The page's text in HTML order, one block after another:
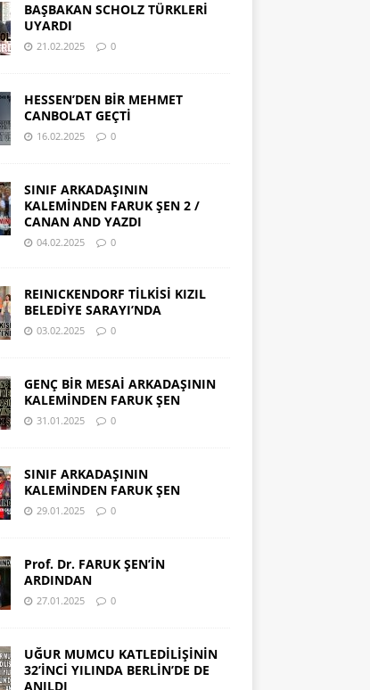
BAŞBAKAN SCHOLZ TÜRKLERİ
UYARDI
21.02.2025 0
HESSEN’DEN BİR MEHMET
CANBOLAT GEÇTİ
16.02.2025 0
SINIF ARKADAŞININ
KALEMİNDEN FARUK ŞEN 2 /
CANAN AND YAZDI
04.02.2025 0
REINICKENDORF TİLKİSİ KIZIL
BELEDİYE SARAYI’NDA
03.02.2025 0
GENÇ BİR MESAİ ARKADAŞININ
KALEMİNDEN FARUK ŞEN
31.01.2025 0
SINIF ARKADAŞININ
KALEMİNDEN FARUK ŞEN
29.01.2025 0
Prof. Dr. FARUK ŞEN’İN
ARDINDAN
27.01.2025 0
UĞUR MUMCU KATLEDİLİŞİNİN
32’İNCİ YILINDA BERLİN’DE DE
ANILDI